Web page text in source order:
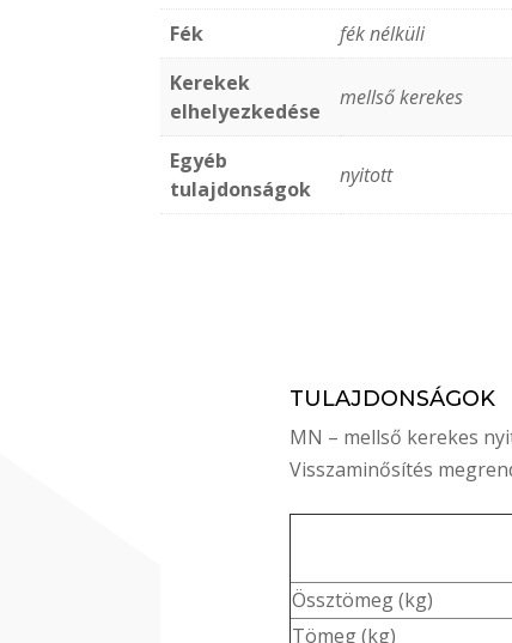
Fék
fék nélküli
Kerekek
elhelyezkedése
mellső kerekes
Egyéb
tulajdonságok
nyitott
TULAJDONSÁGOK
MN – mellső kerekes
Visszaminősítés
Össztömeg (kg)
Tömeg (kg)